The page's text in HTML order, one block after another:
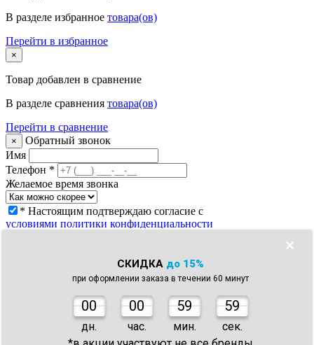
СКИДКА до 15%
при оформлении заказа в течении 60 минут
00
дн.
00
час.
59
мин.
59
сек.
×
В разделе избранное товара(ов)
Перейти в избранное
×
Товар добавлен в сравнение
В разделе сравнения товара(ов)
Перейти в сравнение
×
Обратный звонок
Имя
Телефон *
Желаемое время звонка
* Настоящим подтверждаю согласие с
условиями политики конфиденциальности
Номер заказа *
* Настоящим подтверждаю согласие с
условиями политики конфиденциальности
Узнать статус заказа
Спасибо!